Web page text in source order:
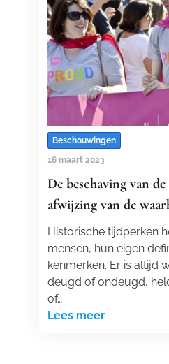
Beschouwingen
16 maart 2023
De beschaving van
afwijzing van de
Historische tijdperken
mensen, hun eigen
kenmerken. Er is altijd
deugd of ondeugd,
of…
Lees meer